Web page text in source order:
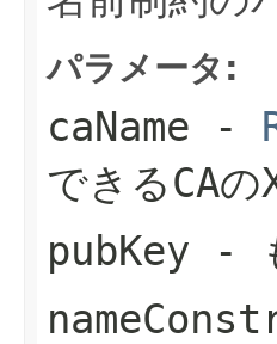
パラメータ:
caName -
できるCA
pubKey -